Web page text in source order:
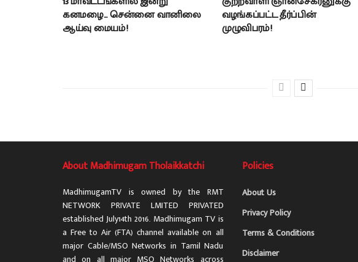
கனமழை… சென்னை வானிலை
ஆய்வு மையம்!
வழங்கப்பட்ட தீர்ப்பின்
முழுவிபரம்!
About Madhimugam Tholaikkatchi
MadhimugamTV is owned by the RMT
NETWORK PRIVATE LMITED PRIVATED
established July14th 2016. Madhimugam TV is
a Free to Air (FTA) channel available on all
major Cable/MSO Networks in Tamil Nadu
and on all major MSO Networks across
Policies
About Us
Privacy Policy
Terms & Conditions
Disclaimer